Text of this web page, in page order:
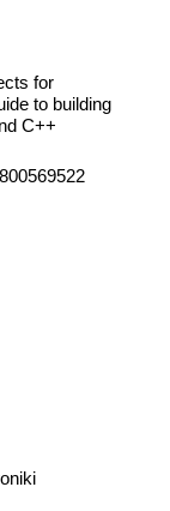
for
to building
C++